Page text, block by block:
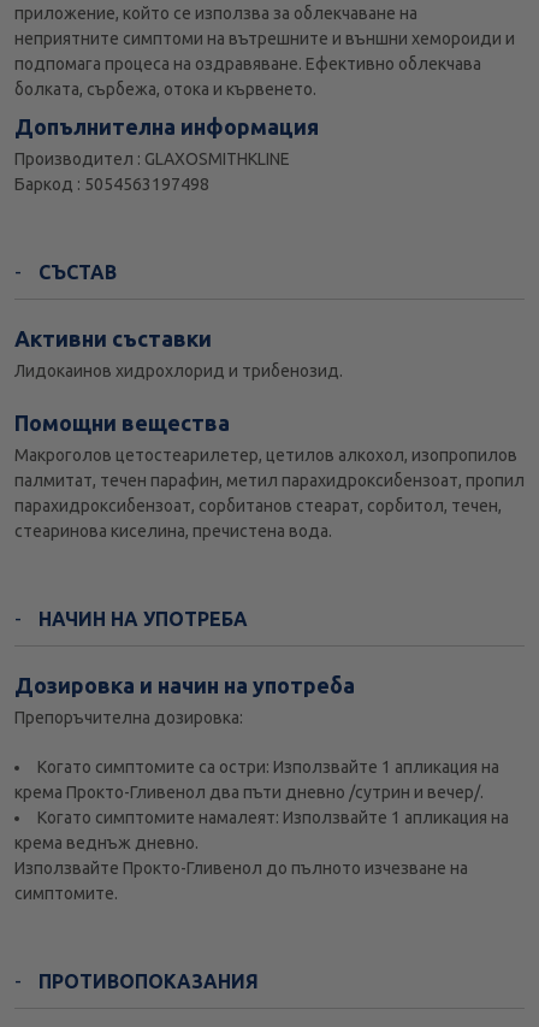
приложение, който се използва за облекчаване на
неприятните симптоми на вътрешните и външни хемороиди и
подпомага процеса на оздравяване. Ефективно облекчава
болката, сърбежа, отока и кървенето.
Допълнителна информация
Производител : GLAXOSMITHKLINE
Баркод : 5054563197498
СЪСТАВ
Активни съставки
Лидокаинов хидрохлорид и трибенозид.
Помощни вещества
Макроголов цетостеарилетер, цетилов алкохол, изопропилов
палмитат, течен парафин, метил парахидроксибензоат, пропил
парахидроксибензоат, сорбитанов стеарат, сорбитол, течен,
стеаринова киселина, пречистена вода.
НАЧИН НА УПОТРЕБА
Дозировка и начин на употреба
Препоръчителна дозировка:
Когато симптомите са остри: Използвайте 1 апликация на
крема Прокто-Гливенол два пъти дневно /сутрин и вечер/.
Когато симптомите намалеят: Използвайте 1 апликация на
крема веднъж дневно.
Използвайте Прокто-Гливенол до пълното изчезване на
симптомите.
ПРОТИВОПОКАЗАНИЯ